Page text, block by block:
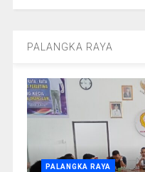
PALANGKA RAYA
PALANGKA RAYA